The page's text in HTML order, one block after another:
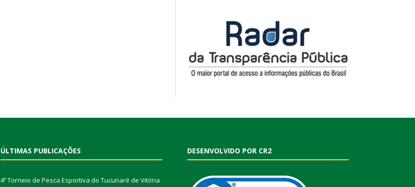
ÚLTIMAS PUBLICAÇÕES
4º Torneio de Pesca Esportiva do Tucunaré de Vitória
DESENVOLVIDO POR CR2